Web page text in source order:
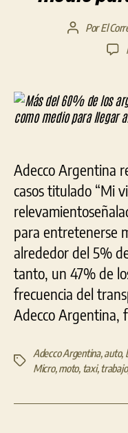
AutorPorEl
Adecco Argentina
casos titulado “Mi
para entretenerse
alrededor del 5%
tanto, un 47% de
frecuencia del
Adecco Argentina,
Etiquetas
Adecco Argentina,auto,
Micro,moto, taxi,trabajo